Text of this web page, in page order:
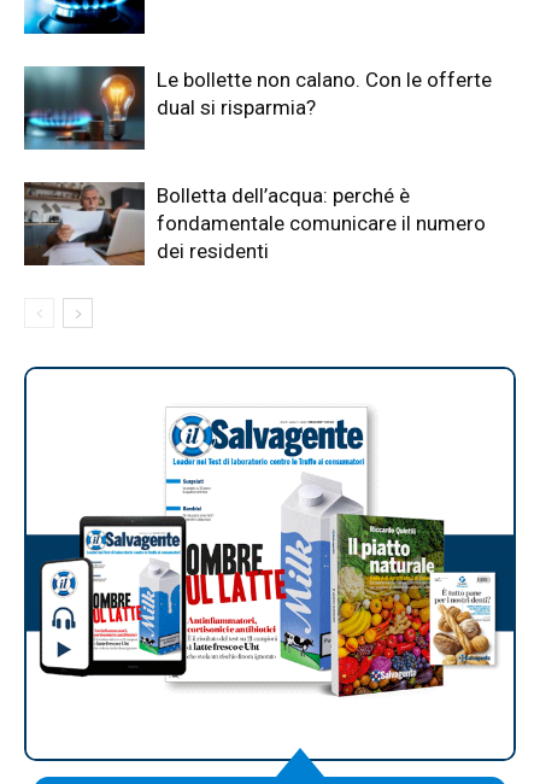
Le bollette non calano. Con le offerte
dual si risparmia?
Bolletta dell’acqua: perché è
fondamentale comunicare il numero
dei residenti